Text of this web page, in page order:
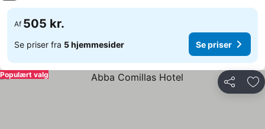
Af 505 kr.
Se priser fra 5 hjemmesider Se priser
Del
Populært valg